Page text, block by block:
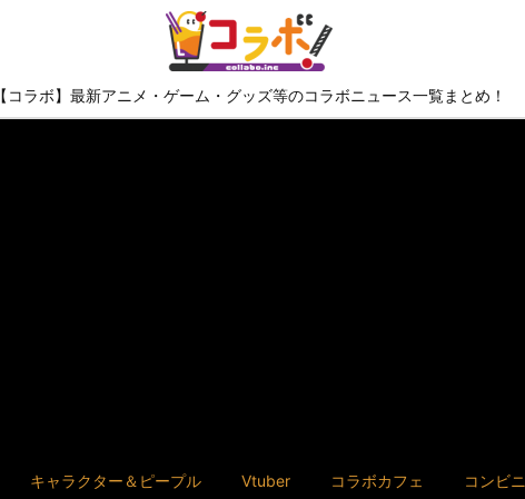
【コラボ】最新アニメ・ゲーム・グッズ等のコラボニュース一覧まとめ！
キャラクター＆ピープル Vtuber コラボカフェ コンビニ